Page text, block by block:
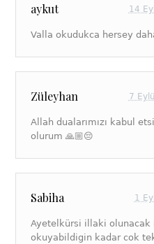
aykut 14
Valla okudukca hersey
Züleyhan 7
Allah dualarımızı kabul
olurum 🙏🏼😔
Sabiha 1
Ayetelkürsi illaki olunacak
okuyabildigin kadar cok